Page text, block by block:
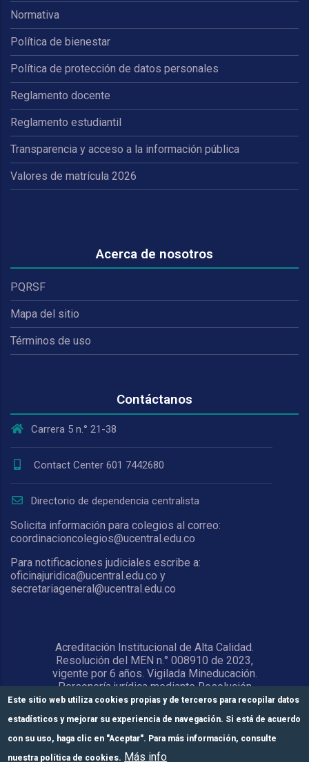
Normativa
Política de bienestar
Política de protección de datos personales
Reglamento docente
Reglamento estudiantil
Transparencia y acceso a la información pública
Valores de matrícula 2026
Acerca de nosotros
PQRSF
Mapa del sitio
Términos de uso
Contáctanos
Carrera 5 n.° 21-38
Contact Center 601 7442680
Directorio de dependencia centralista
Solicita información para colegios al correo:
coordinacioncolegios@ucentral.edu.co
Para notificaciones judiciales escribe a:
oficinajuridica@ucentral.edu.co y
secretariageneral@ucentral.edu.co
Acreditación Institucional de Alta Calidad.
Resolución del MEN n.° 008910 de 2023,
vigente por 6 años. Vigilada Mineducación.
Personería jurídica mediante Resolución
1876 del 5 de junio de 1967. Reconocida
como Universidad por el Ministerio de
Educación Nacional mediante Resolución
15818 del 31 de octubre de 1978.
Este sitio web utiliza cookies propias y de terceros para recopilar datos
estadísticos y mejorar su experiencia de navegación. Si está de acuerdo
con su uso, haga clic en "Aceptar". Para más información, consulte
nuestra política de cookies. Más info